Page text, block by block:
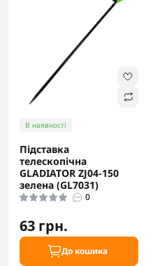
В наявності
Підставка
телескопічна
GLADIATOR ZJ04-150
зелена (GL7031)
0
63 грн.
До кошика